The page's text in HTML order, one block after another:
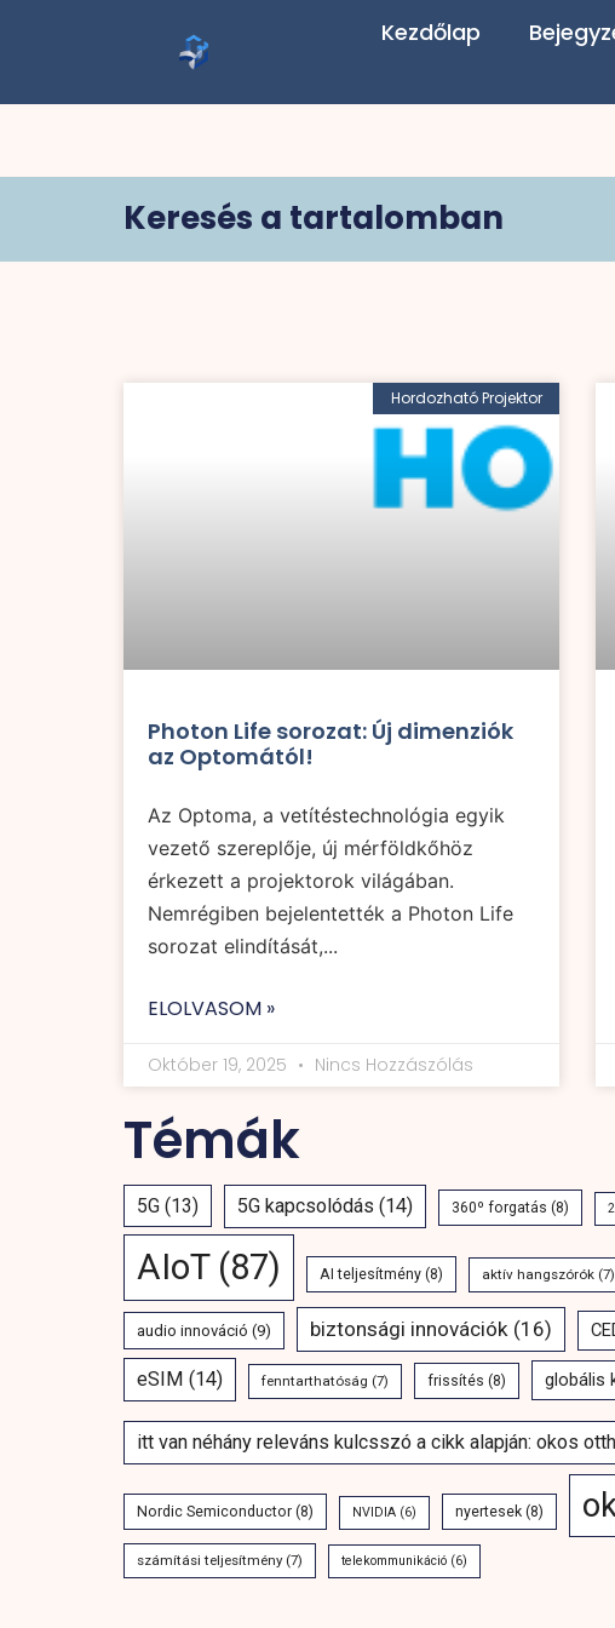
Kezdőlap
Keresés a tartalomban
Hordozható Projektor
Photon Life sorozat: Új dimenziók
az Optomától!
Az Optoma, a vetítéstechnológia egyik
vezető szereplője, új mérföldkőhöz
érkezett a projektorok világában.
Nemrégiben bejelentették a Photon Life
sorozat elindítását,...
ELOLVASOM »
Október 19, 2025 Nincs Hozzászólás
Témák
5G (13) 5G kapcsolódás (14) 360º forgatás (8)
AIoT(87) AI teljesítmény (8) aktív hangszórók (7)
audio innováció (9) biztonsági innovációk (16)
eSIM (14) fenntarthatóság (7) frissítés (8) globális
itt van néhány releváns kulcsszó a cikk alapján: okos
Nordic Semiconductor (8) NVIDIA (6) nyertesek (8)
számítási teljesítmény(7) telekommunikáció (6)